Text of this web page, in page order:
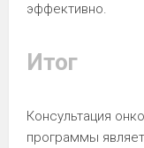
эффективно.
Итог
Консультация
программы